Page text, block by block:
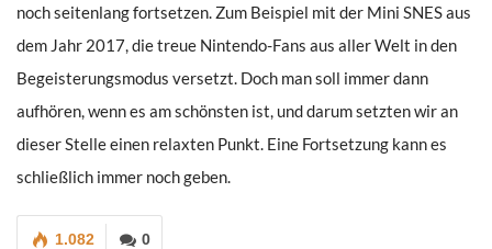
noch seitenlang fortsetzen. Zum Beispiel mit der Mini SNES aus
dem Jahr 2017, die treue Nintendo-Fans aus aller Welt in den
Begeisterungsmodus versetzt. Doch man soll immer dann
aufhören, wenn es am schönsten ist, und darum setzten wir an
dieser Stelle einen relaxten Punkt. Eine Fortsetzung kann es
schließlich immer noch geben.
0
1.082